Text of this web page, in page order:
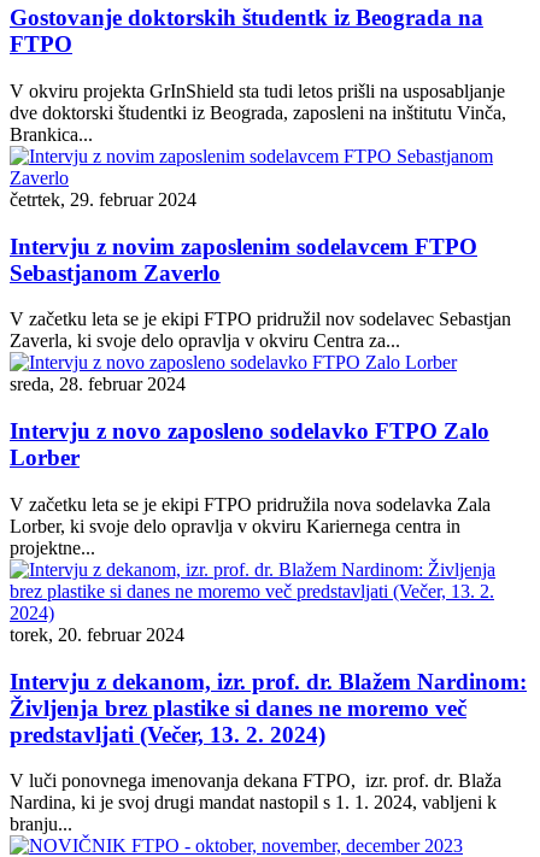
Gostovanje doktorskih študentk iz Beograda na
FTPO
V okviru projekta GrInShield sta tudi letos prišli na usposabljanje
dve doktorski študentki iz Beograda, zaposleni na inštitutu Vinča,
Brankica...
četrtek, 29. februar 2024
Intervju z novim zaposlenim sodelavcem FTPO
Sebastjanom Zaverlo
V začetku leta se je ekipi FTPO pridružil nov sodelavec Sebastjan
Zaverla, ki svoje delo opravlja v okviru Centra za...
sreda, 28. februar 2024
Intervju z novo zaposleno sodelavko FTPO Zalo
Lorber
V začetku leta se je ekipi FTPO pridružila nova sodelavka Zala
Lorber, ki svoje delo opravlja v okviru Kariernega centra in
projektne...
torek, 20. februar 2024
Intervju z dekanom, izr. prof. dr. Blažem Nardinom:
Življenja brez plastike si danes ne moremo več
predstavljati (Večer, 13. 2. 2024)
V luči ponovnega imenovanja dekana FTPO, izr. prof. dr. Blaža
Nardina, ki je svoj drugi mandat nastopil s 1. 1. 2024, vabljeni k
branju...